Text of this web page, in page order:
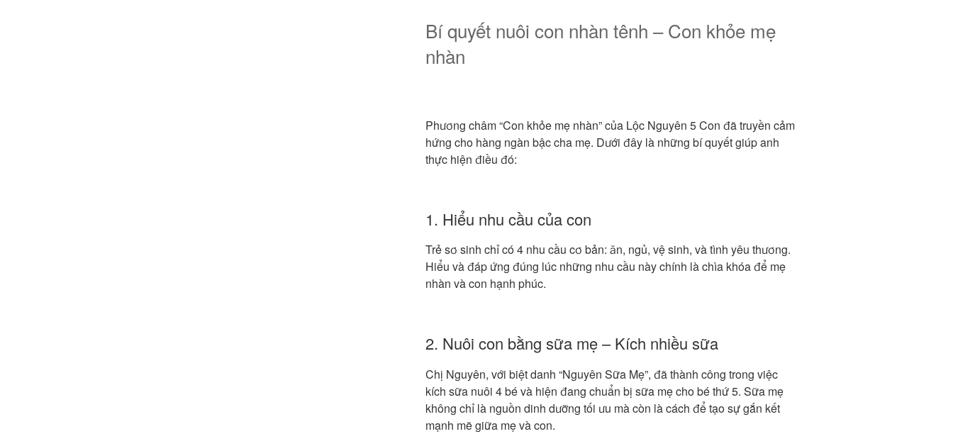
Bí quyết nuôi con nhàn tênh – Con khỏe mẹ
nhàn
Phương châm “Con khỏe mẹ nhàn” của Lộc Nguyên 5 Con đã truyền cảm
hứng cho hàng ngàn bậc cha mẹ. Dưới đây là những bí quyết giúp anh
thực hiện điều đó:
1. Hiểu nhu cầu của con
Trẻ sơ sinh chỉ có 4 nhu cầu cơ bản: ăn, ngủ, vệ sinh, và tình yêu thương.
Hiểu và đáp ứng đúng lúc những nhu cầu này chính là chìa khóa để mẹ
nhàn và con hạnh phúc.
2. Nuôi con bằng sữa mẹ – Kích nhiều sữa
Chị Nguyên, với biệt danh “Nguyên Sữa Mẹ”, đã thành công trong việc
kích sữa nuôi 4 bé và hiện đang chuẩn bị sữa mẹ cho bé thứ 5. Sữa mẹ
không chỉ là nguồn dinh dưỡng tối ưu mà còn là cách để tạo sự gắn kết
mạnh mẽ giữa mẹ và con.